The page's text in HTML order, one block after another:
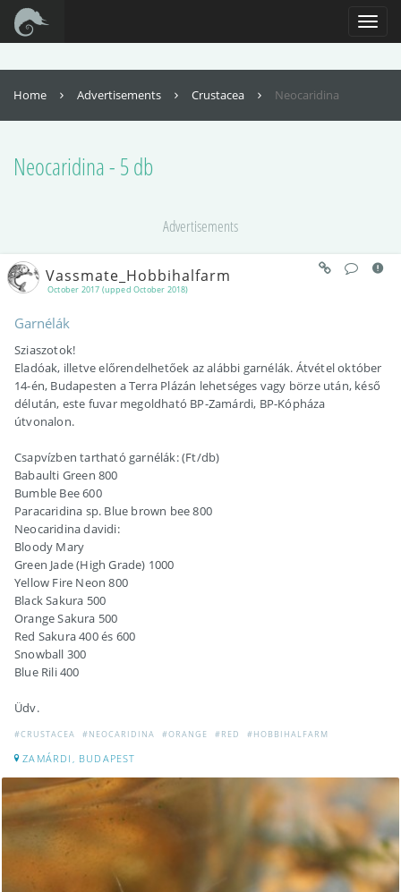
For full functionality of this site it is necessary to enable JavaScript. Here are
theinstructions how to enable JavaScript in your web browser
Toggle
Home Advertisements Crustacea Neocaridina
Neocaridina - 5 db
Advertisements
October 2017 (upped October 2018)
Vassmate_Hobbihalfarm
Garnélák
Sziaszotok!
Eladóak, illetve előrendelhetőek az alábbi garnélák. Átvétel október
14-én, Budapesten a Terra Plázán lehetséges vagy börze után, késő
délután, este fuvar megoldható BP-Zamárdi, BP-Kópháza
útvonalon.
Csapvízben tartható garnélák: (Ft/db)
Babaulti Green 800
Bumble Bee 600
Paracaridina sp. Blue brown bee 800
Neocaridina davidi:
Bloody Mary
Green Jade (High Grade) 1000
Yellow Fire Neon 800
Black Sakura 500
Orange Sakura 500
Red Sakura 400 és 600
Snowball 300
Blue Rili 400
Üdv.
#CRUSTACEA #NEOCARIDINA #ORANGE #RED #HOBBIHALFARM
ZAMÁRDI, BUDAPEST